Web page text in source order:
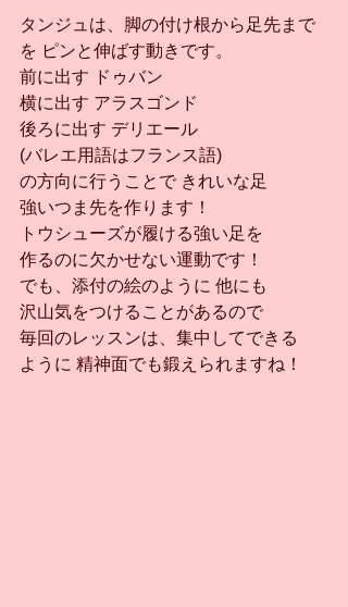
タンジュは、脚の付け根から足先まで
を ピンと伸ばす動きです。
前に出す ドゥバン
横に出す アラスゴンド
後ろに出す デリエール
(バレエ用語はフランス語)
の方向に行うことで きれいな足
強いつま先を作ります！
トウシューズが履ける強い足を
作るのに欠かせない運動です！
でも、添付の絵のように 他にも
沢山気をつけることがあるので
毎回のレッスンは、集中してできる
ように 精神面でも鍛えられますね！